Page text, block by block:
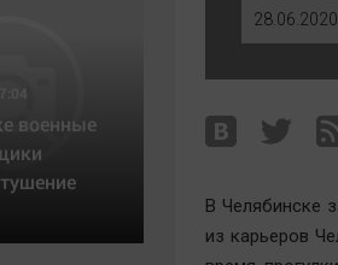
Медиаграмотность
28.06.2020
В Челябинске
из карьеров
военные